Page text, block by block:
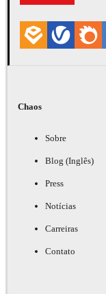
Chaos
Sobre
Blog (Inglês)
Press
Notícias
Carreiras
Contato